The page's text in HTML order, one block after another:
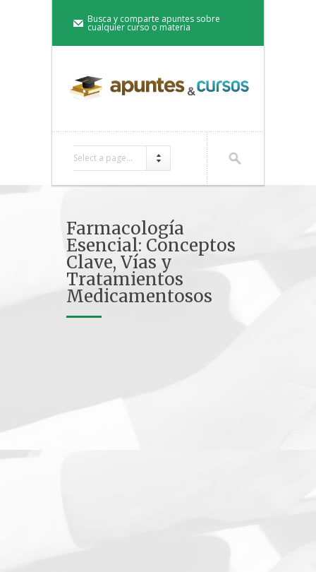
Busca y comparte apuntes sobre
cualquier curso o materia
Select a page...
Farmacología
Esencial: Conceptos
Clave, Vías y
Tratamientos
Medicamentosos